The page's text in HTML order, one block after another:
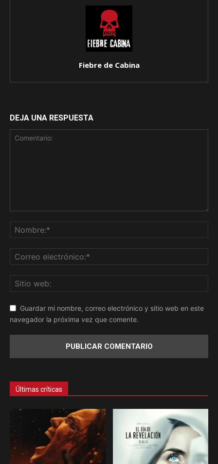
Fiebre de Cabina
DEJA UNA RESPUESTA
Guardar mi nombre, correo electrónico y sitio web en este
navegador la próxima vez que comente.
Últimas críticas